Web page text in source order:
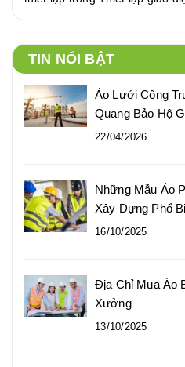
TIN NỔI BẬT
Áo Lưới Công
Quang Bảo Hộ
22/04/2026
Những Mẫu Áo
Xây Dựng Phổ
16/10/2025
Địa Chỉ Mua Áo
Xưởng
13/10/2025